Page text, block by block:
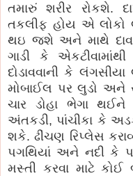
તમારું શરીર રોકશે.
તકલીફ હોય એ લોકો
થઇ જશે અને માથે દાવ
ગાડી કે
દોડાવવાની કે લંગસીયા
મોબાઈલ પર લુડો અને
ચાર ડોહા ભેગા
અંતકડી, પાંચીકા કે
શકે. ઢીંચણ રિપ્લેસ
પગથિયાં અને નદી કે
મસ્તી કરવા માટે